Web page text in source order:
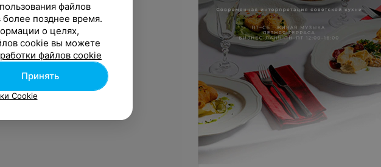
файлов
более позднее время.
о целях,
cookie вы можете
файлов cookie
Принять
Cookie